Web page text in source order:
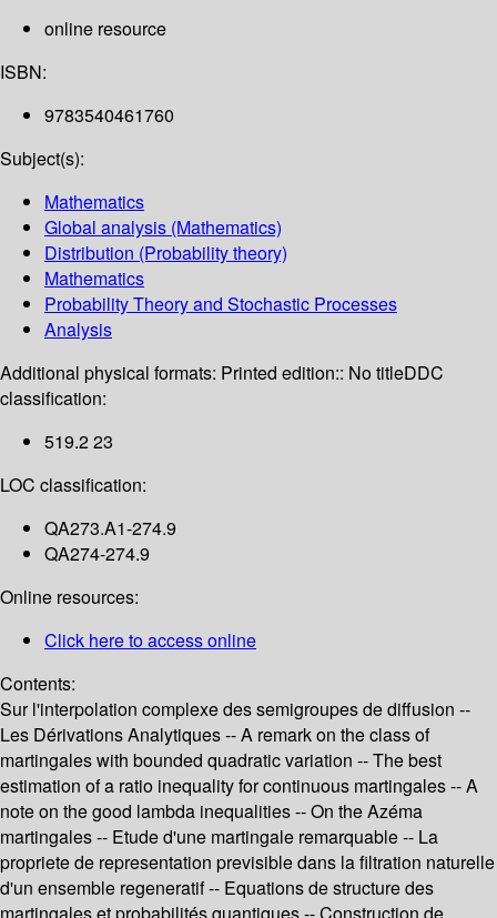
online resource
ISBN:
9783540461760
Subject(s):
Mathematics
Global analysis (Mathematics)
Distribution (Probability theory)
Mathematics
Probability Theory and Stochastic Processes
Analysis
Additional physical formats: Printed edition:: No titleDDC
classification:
519.2 23
LOC classification:
QA273.A1-274.9
QA274-274.9
Online resources:
Click here to access online
Contents:
Sur l'interpolation complexe des semigroupes de diffusion --
Les Dérivations Analytiques -- A remark on the class of
martingales with bounded quadratic variation -- The best
estimation of a ratio inequality for continuous martingales -- A
note on the good lambda inequalities -- On the Azéma
martingales -- Etude d'une martingale remarquable -- La
propriete de representation previsible dans la filtration naturelle
d'un ensemble regeneratif -- Equations de structure des